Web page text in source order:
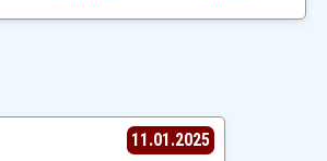
11.01.2025